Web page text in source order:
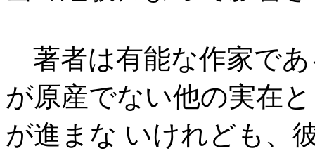
著者は有能な作家で
が原産でない他の実在
が進まな いけれども、